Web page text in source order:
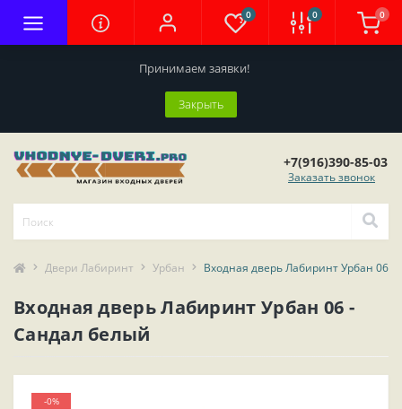
Принимаем заявки!
Закрыть
0 0 0
+7(916)390-85-03
Заказать звонок
Двери Лабиринт Урбан Входная дверь Лабиринт Урбан 06 -
Входная дверь Лабиринт Урбан 06 -
Сандал белый
-0%